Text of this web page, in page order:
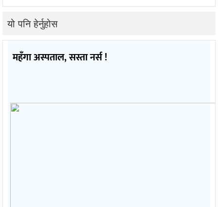
यो पनि हेर्नुहोस
महँगा अस्पताल, सस्ता नर्स !